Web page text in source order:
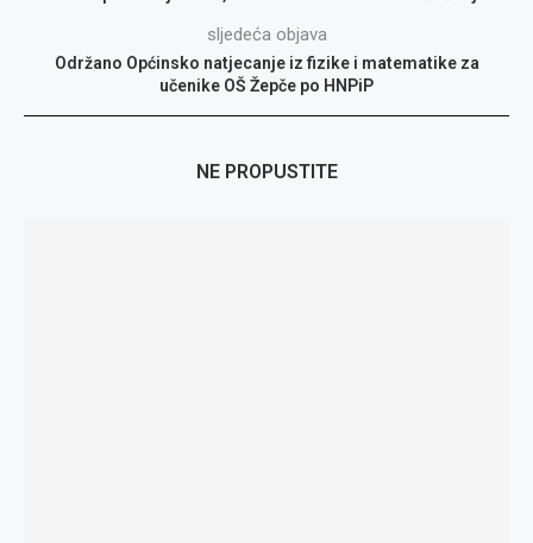
sljedeća objava
Održano Općinsko natjecanje iz fizike i matematike za
učenike OŠ Žepče po HNPiP
NE PROPUSTITE